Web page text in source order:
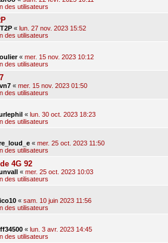
des utilisateurs
« lun. 27 nov. 2023 15:52
des utilisateurs
« mer. 15 nov. 2023 10:12
des utilisateurs
« mer. 15 nov. 2023 01:50
des utilisateurs
« lun. 30 oct. 2023 18:23
des utilisateurs
« mer. 25 oct. 2023 11:50
des utilisateurs
4G 92
« mer. 25 oct. 2023 10:03
des utilisateurs
« sam. 10 juin 2023 11:56
des utilisateurs
« lun. 3 avr. 2023 14:45
des utilisateurs